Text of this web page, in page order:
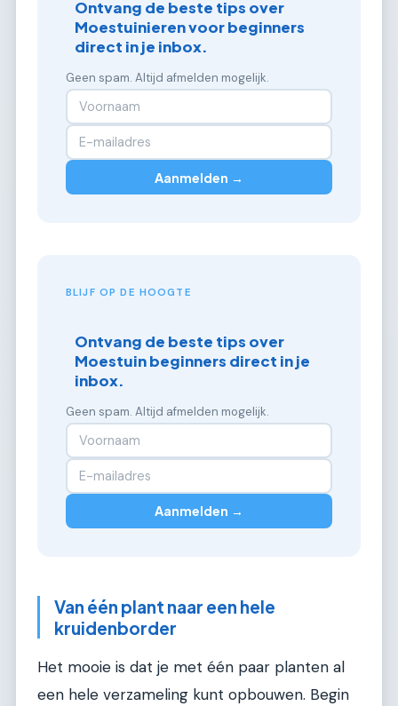
Ontvang de beste tips over
Moestuinieren voor beginners
direct in je inbox.
Geen spam. Altijd afmelden mogelijk.
Aanmelden →
BLIJF OP DE HOOGTE
Ontvang de beste tips over
Moestuin beginners direct in je
inbox.
Geen spam. Altijd afmelden mogelijk.
Aanmelden →
Van één plant naar een hele
kruidenborder
Het mooie is dat je met één paar planten al
een hele verzameling kunt opbouwen. Begin